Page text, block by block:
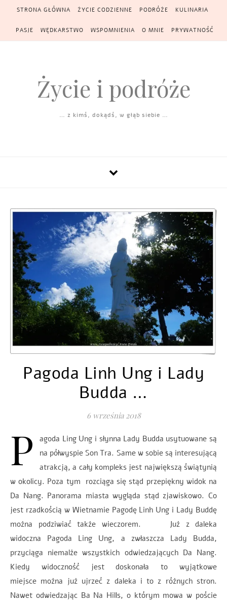
Skip to content
STRONA GŁÓWNA ŻYCIE CODZIENNE PODRÓŻE KULINARIA
PASJE WĘDKARSTWO WSPOMNIENIA O MNIE PRYWATNOŚĆ
Życie i podróże
… z kimś, dokądś, w głąb siebie …
Pagoda Linh Ung i Lady
Budda …
6 września 2018
P
agoda Ling Ung i słynna Lady Budda usytuowane są
na półwyspie Son Tra. Same w sobie są interesującą
atrakcją, a cały kompleks jest największą świątynią
w okolicy. Poza tym rozciąga się stąd przepiękny widok na
Da Nang. Panorama miasta wygląda stąd zjawiskowo. Co
jest rzadkością w Wietnamie Pagodę Linh Ung i Lady Buddę
można podziwiać także wieczorem. Już z daleka
widoczna Pagoda Ling Ung, a zwłaszcza Lady Budda,
przyciąga niemalże wszystkich odwiedzających Da Nang.
Kiedy widoczność jest doskonała to wyjątkowe
miejsce można już ujrzeć z daleka i to z różnych stron.
Nawet odwiedzając Ba Na Hills, o którym mowa w poście